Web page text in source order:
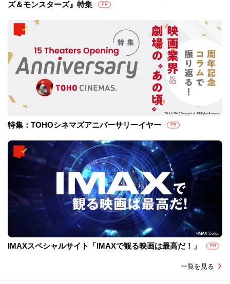
ズ＆モンスターズ』特集
PR
特集：TOHOシネマズアニバーサリーイヤー PR
IMAXスペシャルサイト「IMAXで観る映画は最高だ！」 PR
一覧を見る